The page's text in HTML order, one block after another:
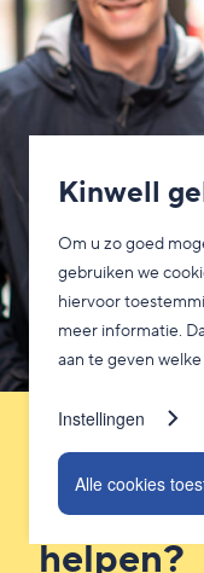
Kinwell
Om u zo goed
gebruiken we
hiervoor
meer informatie.
aan te geven
Instellingen
Alle cookies
Waar
helpen?